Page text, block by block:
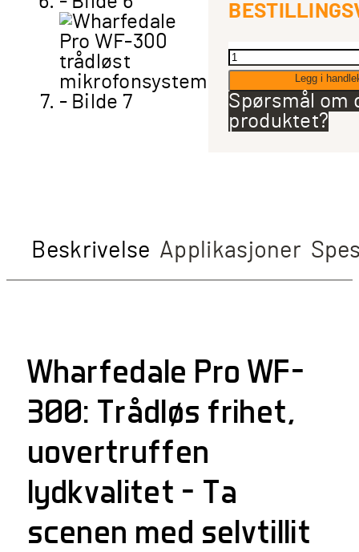
Wharfedale
Pro
WF-
300
trådløst
Legg i
Spørsmål om
produktet?
Beskrivelse Applikasjoner
Wharfedale Pro WF-
300: Trådløs frihet,
uovertruffen
lydkvalitet – Ta
scenen med selvtillit